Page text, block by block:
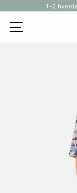
til
indhold
1-2
SITE